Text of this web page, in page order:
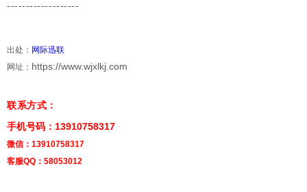
-------------------
出处： 网际迅联
网址： https://www.wjxlkj.com
联系方式：
手机号码：13910758317
微信：13910758317
客服QQ：58053012